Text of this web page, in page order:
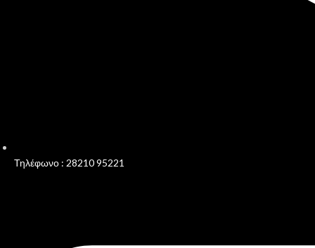
Τηλέφωνο : 28210 95221